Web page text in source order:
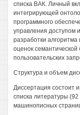
списка ВАК. Личный
интегрирующей
программного
управления доступом
разработки
оценок
пользовательских
Структура и объем
Диссертация состоит
списка литературы
машинописных